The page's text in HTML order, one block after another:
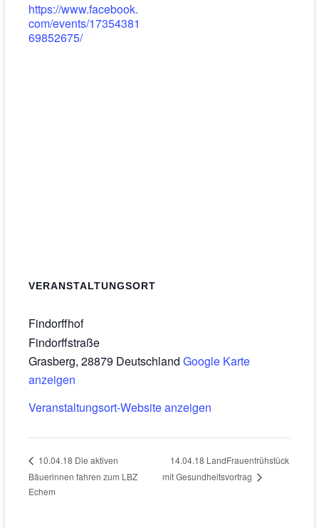
https://www.facebook.
com/events/17354381
69852675/
VERANSTALTUNGSORT
Findorffhof
Findorffstraße
Grasberg, 28879 Deutschland Google Karte
anzeigen
Veranstaltungsort-Website anzeigen
10.04.18 Die aktiven
Bäuerinnen fahren zum LBZ
Echem
14.04.18 LandFrauenfrühstück
mit Gesundheitsvortrag